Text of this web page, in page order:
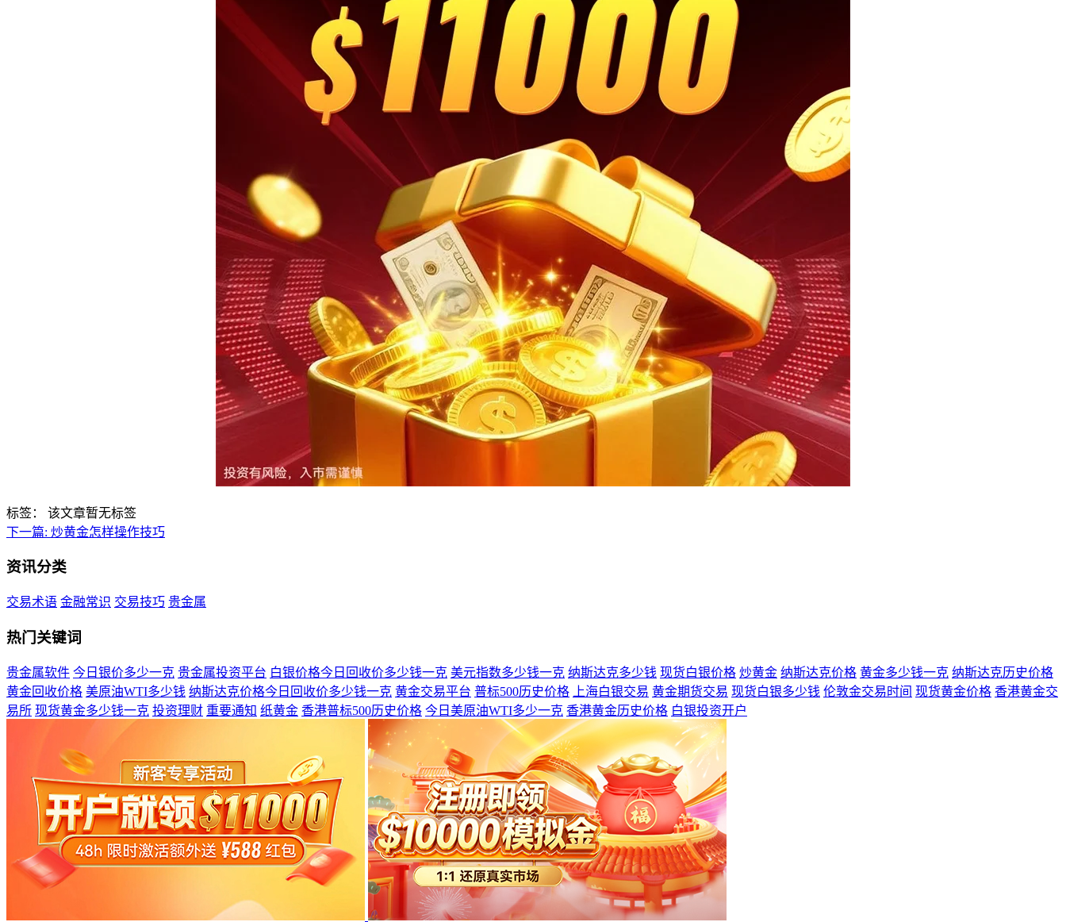
标签：
该文章暂无标签
下一篇: 炒黄金怎样操作技巧
资讯分类
交易术语 金融常识 交易技巧 贵金属
热门关键词
贵金属软件 今日银价多少一克 贵金属投资平台 白银价格今日回收价多少钱一克 美元指数多少钱一克 纳斯达克多少钱 现货白银价格 炒黄金 纳斯达克价格 黄金多少钱一克 纳斯达克历史价格
黄金回收价格 美原油WTI多少钱 纳斯达克价格今日回收价多少钱一克 黄金交易平台 普标500历史价格 上海白银交易 黄金期货交易 现货白银多少钱 伦敦金交易时间 现货黄金价格 香港黄金交
易所 现货黄金多少钱一克 投资理财 重要通知 纸黄金 香港普标500历史价格 今日美原油WTI多少一克 香港黄金历史价格 白银投资开户